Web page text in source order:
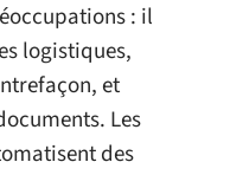
: il
logistiques,
et
Les
des